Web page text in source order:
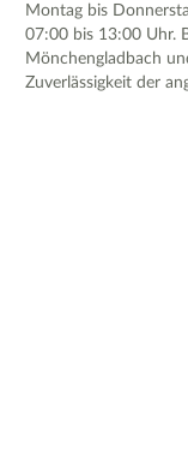
Montag bis
07:00 bis 13:00 Uhr.
Mönchengladbach
Zuverlässigkeit der